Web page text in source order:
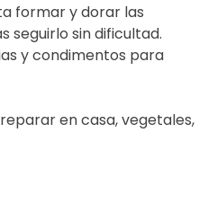
formar y dorar las
seguirlo sin dificultad.
y condimentos para
en casa, vegetales,